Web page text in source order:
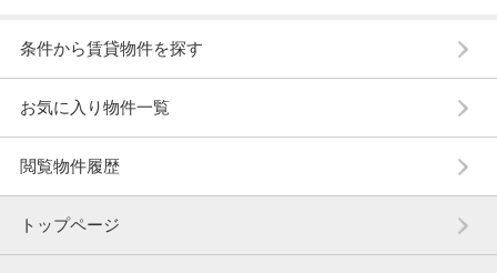
条件から賃貸物件を探す
お気に入り物件一覧
閲覧物件履歴
トップページ